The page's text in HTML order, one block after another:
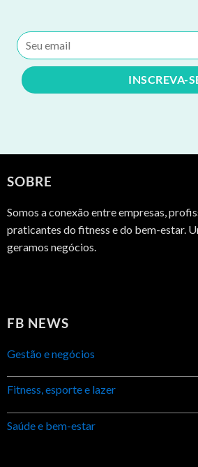
SOBRE
Somos a conexão entre empresas,
praticantes do fitness e do bem-estar.
geramos negócios.
FB NEWS
Gestão e negócios
Fitness, esporte e lazer
Saúde e bem-estar